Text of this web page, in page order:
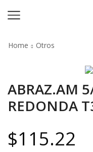
Home Otros
ABRAZ.AM
REDONDA
$115.22